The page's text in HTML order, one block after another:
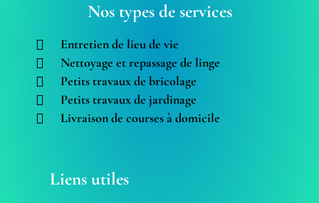
Nos types de services
Entretien de lieu de vie
Nettoyage et repassage de linge
Petits travaux de bricolage
Petits travaux de jardinage
Livraison de courses à domicile
Liens utiles